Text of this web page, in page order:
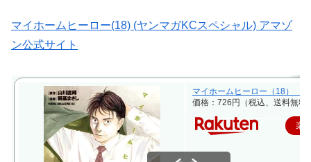
マイホームヒーロー(18) (ヤンマガKCスペシャル) アマゾ
ン公式サイト
マイホームヒーロー（18） （
価格：726円（税込、送料無料)
楽